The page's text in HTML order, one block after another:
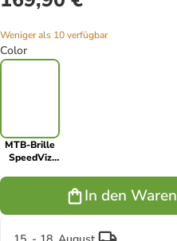
Weniger als 10 verfügbar
Color
MTB-Brille
SpeedViz
In den